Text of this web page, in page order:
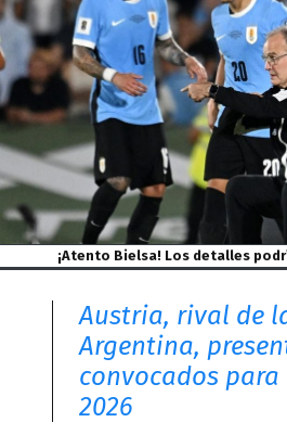
¡Atento Bielsa! Los detalles
Austria, rival de
Argentina,
convocados
2026